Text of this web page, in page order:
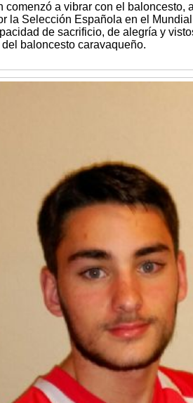
comenzó a vibrar con el baloncesto,
la Selección Española en el
de sacrificio, de alegría y
del baloncesto caravaqueño.